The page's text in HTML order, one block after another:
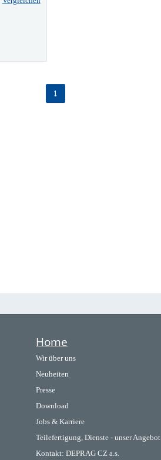
1
Home
Wir über uns
Neuheiten
Presse
Download
Jobs & Karriere
Teilefertigung, Dienste - unser Angebot
Kontakt: DEPRAG CZ a.s.